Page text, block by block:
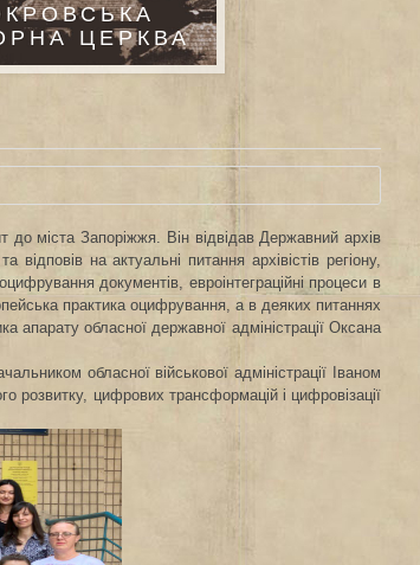
ЦЕРКВА
до міста Запоріжжя. Він відвідав Державний архів
на актуальні питання архівістів регіону,
документів, евроінтеграційні процеси в
практика оцифрування, а в деяких питаннях
апарату обласної державної адміністрації Оксана
обласної військової адміністрації Іваном
розвитку, цифрових трансформацій і цифровізації